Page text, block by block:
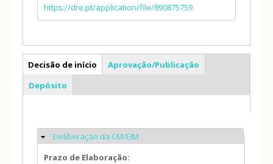
https://dre.pt/application/file/890875759
AS
Decisão de início
Aprovação/Publicação
Depósito
Ocultar
Deliberação da CM/EIM
Prazo de Elaboração: